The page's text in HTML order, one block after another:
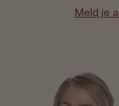
Meld je